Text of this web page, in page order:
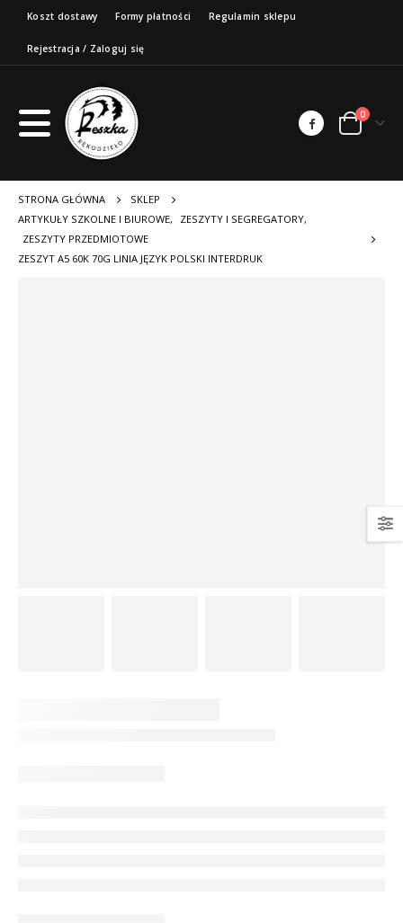
Koszt dostawy Formy płatności Regulamin sklepu
Rejestracja / Zaloguj się
0
STRONA GŁÓWNA
SKLEP
ARTYKUŁY SZKOLNE I BIUROWE, ZESZYTY I SEGREGATORY,
ZESZYTY PRZEDMIOTOWE
ZESZYT A5 60K 70G LINIA JĘZYK POLSKI INTERDRUK